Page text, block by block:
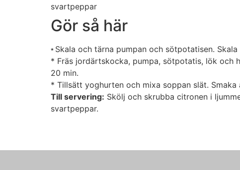
svartpeppar
Gör så här
* Skala och tärna pumpan och sötpotatisen.
* Fräs jordärtskocka, pumpa, sötpotatis, lök och
20 min.
* Tillsätt yoghurten och mixa soppan slät. Smaka
Till servering: Skölj och skrubba citronen i
svartpeppar.